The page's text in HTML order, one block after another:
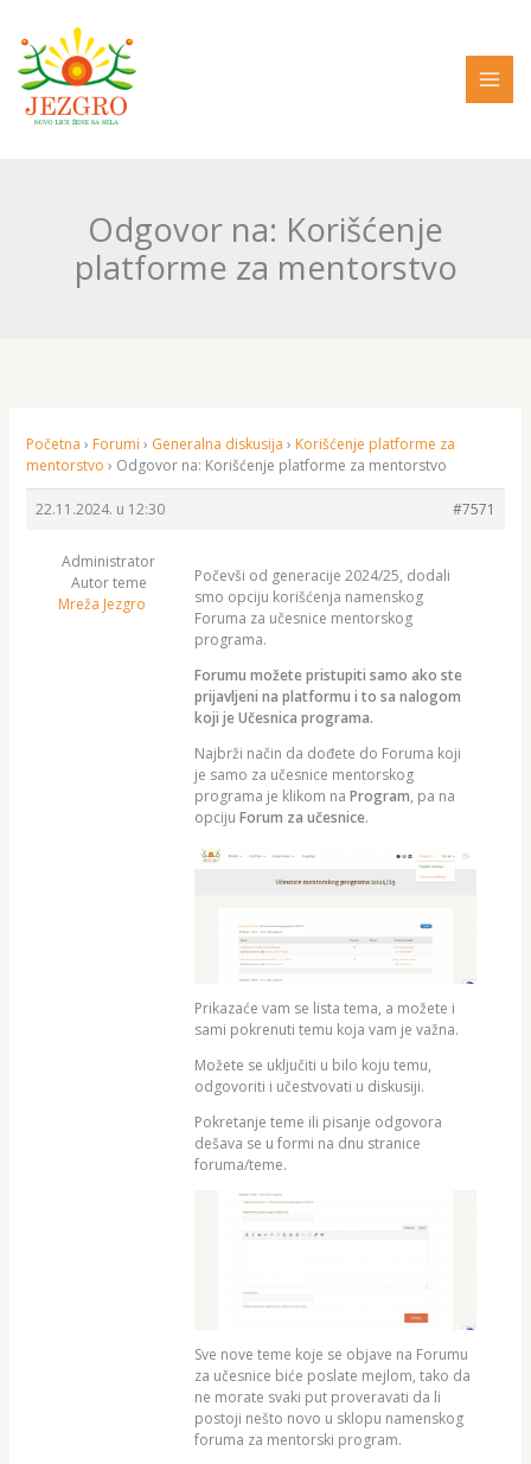
sadržaj
Odgovor na: Korišćenje
platforme za mentorstvo
Početna › Forumi › Generalna diskusija › Korišćenje platforme za
mentorstvo › Odgovor na: Korišćenje platforme za mentorstvo
22.11.2024. u 12:30 #7571
Administrator
Autor teme
Mreža Jezgro
Počevši od generacije 2024/25, dodali
smo opciju korišćenja namenskog
Foruma za učesnice mentorskog
programa.
Forumu možete pristupiti samo ako ste
prijavljeni na platformu i to sa nalogom
koji je Učesnica programa.
Najbrži način da dođete do Foruma koji
je samo za učesnice mentorskog
programa je klikom naProgram, pa na
opcijuForum za učesnice.
Prikazaće vam se lista tema, a možete i
sami pokrenuti temu koja vam je važna.
Možete se uključiti u bilo koju temu,
odgovoriti i učestvovati u diskusiji.
Pokretanje teme ili pisanje odgovora
dešava se u formi na dnu stranice
foruma/teme.
Sve nove teme koje se objave na Forumu
za učesnice biće poslate mejlom, tako da
ne morate svaki put proveravati da li
postoji nešto novo u sklopu namenskog
foruma za mentorski program.